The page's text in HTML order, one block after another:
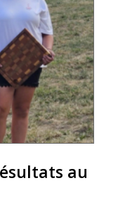
au